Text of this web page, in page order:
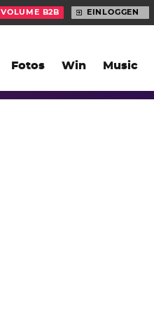
Fotos Win Music
VOLUME B2B EINLOGGEN